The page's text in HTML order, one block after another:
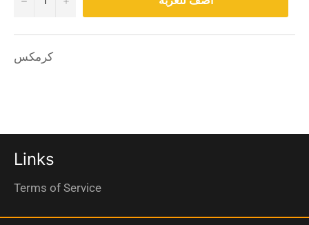
كرمكس
Links
Terms of Service